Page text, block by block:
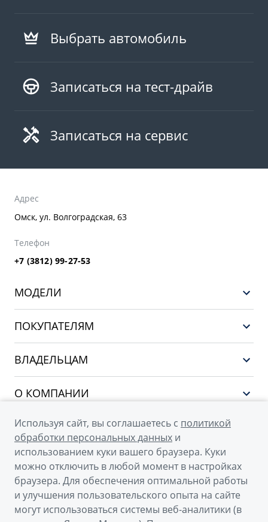
Выбрать автомобиль
Записаться на тест-драйв
Записаться на сервис
Адрес
Омск, ул. Волгоградская, 63
Телефон
+7 (3812) 99-27-53
МОДЕЛИ
EX5
PREFACE
CITYRAY
ATLAS
OKAVANGO
MONJARO
Архивные модели
ПОКУПАТЕЛЯМ
ВЛАДЕЛЬЦАМ
О КОМПАНИИ
О дилерском центре
Новости
Наша команда
Правовая информация
© 2026
Официальный сайт Geely в России
Политика обработки персональных данных
Используя сайт, вы соглашаетесь с политикой
обработки персональных данных и
использованием куки вашего браузера. Куки
можно отключить в любой момент в настройках
браузера. Для обеспечения оптимальной работы
и улучшения пользовательского опыта на сайте
могут использоваться системы веб-аналитики (в